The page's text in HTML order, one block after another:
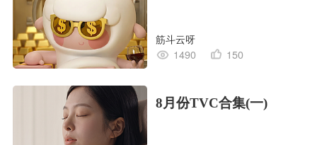
筋斗云呀
1490
150
8月份TVC合集(一)